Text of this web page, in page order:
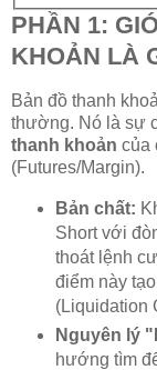
PHẦN 1:
KHOẢN LÀ
Bản đồ thanh
thường. Nó là sự
thanh khoản của
(Futures/Margin).
Bản chất:
Short với
thoát lệnh
điểm này
(Liquidation
Nguyên lý
hướng tìm